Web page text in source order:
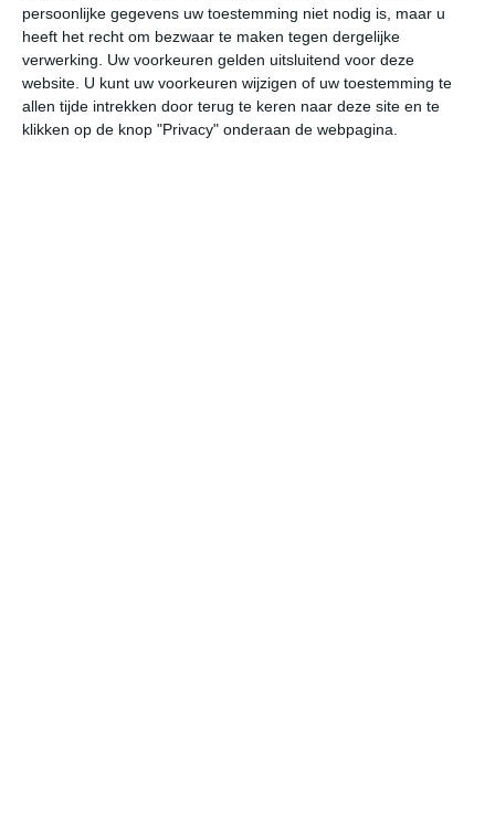
persoonlijke gegevens uw toestemming niet nodig is, maar u
heeft het recht om bezwaar te maken tegen dergelijke
verwerking. Uw voorkeuren gelden uitsluitend voor deze
website. U kunt uw voorkeuren wijzigen of uw toestemming te
allen tijde intrekken door terug te keren naar deze site en te
klikken op de knop "Privacy" onderaan de webpagina.
22:00 01:00 04:00 07:00 10:00
22:00 01:00 04:00 07:00 10:00